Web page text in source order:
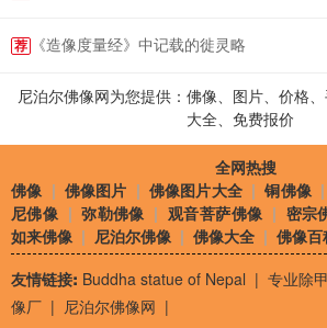
荐 《造像度量经》中记载的徙灵略
尼泊尔佛像网为您提供：佛像、图片、价格、
大全、免费报价
全网热搜
佛像 | 佛像图片 |佛像图片大全|铜佛像
尼佛像 |弥勒佛像 |观音菩萨佛像 | 密宗
如来佛像 | 尼泊尔佛像 | 佛像大全 | 佛像百
友情链接: Buddha statue of Nepal | 专业除
像厂 | 尼泊尔佛像网 |